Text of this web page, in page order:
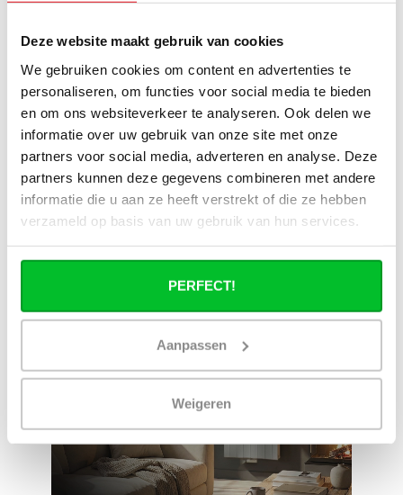
Deze website maakt gebruik van cookies
We gebruiken cookies om content en advertenties te
personaliseren, om functies voor social media te bieden
en om ons websiteverkeer te analyseren. Ook delen we
informatie over uw gebruik van onze site met onze
partners voor social media, adverteren en analyse. Deze
partners kunnen deze gegevens combineren met andere
informatie die u aan ze heeft verstrekt of die ze hebben
verzameld op basis van uw gebruik van hun services.
PERFECT!
Aanpassen
Weigeren
Ruim assortiment
Levering uit eigen
voorraad
14 dagen bedenktijd
Niet goed = Geld terug
Zelf ophalen in de
winkel?
Wij zijn 6 dagen per
week open.
Snelle levering in
Nederland en België
Geen onverwachte
kosten achteraf